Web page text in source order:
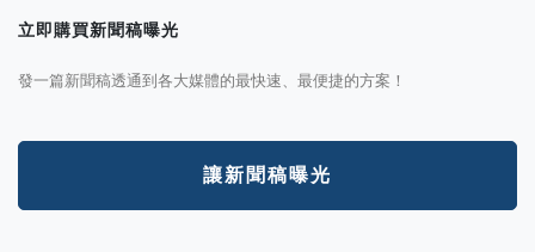
立即購買新聞稿曝光
發一篇新聞稿透通到各大媒體的最快速、最便捷的方案！
讓新聞稿曝光